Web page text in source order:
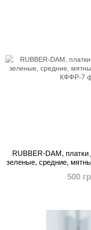
RUBBER-DAM,
зеленые, средние,
500